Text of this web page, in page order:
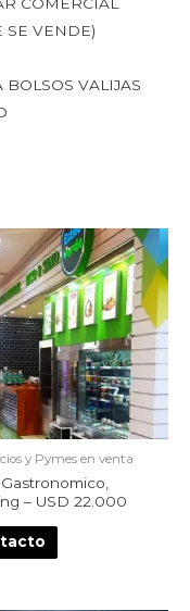
SE VENDE)
VALIJAS
y Pymes en venta
– USD 22.000